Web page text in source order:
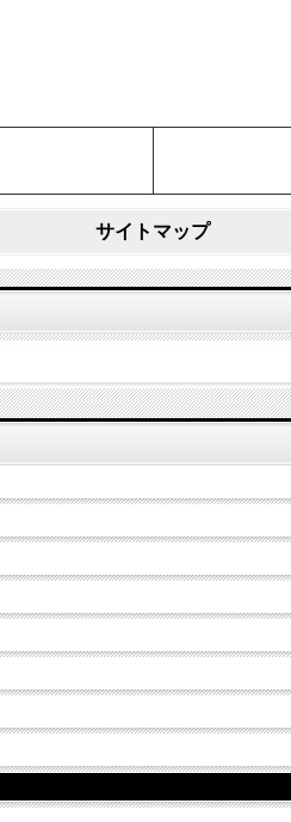
サイトマップ